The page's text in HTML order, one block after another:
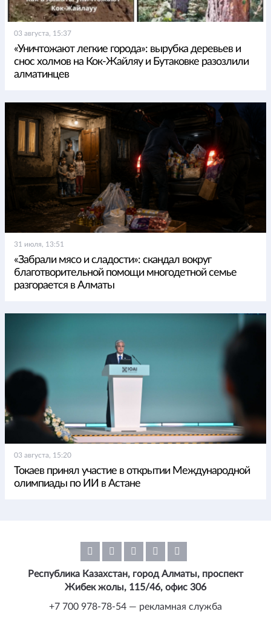
03 августа, 15:37
«Уничтожают легкие города»: вырубка деревьев и
снос холмов на Кок-Жайляу и Бутаковке разозлили
алматинцев
31 июля, 13:51
«Забрали мясо и сладости»: скандал вокруг
благотворительной помощи многодетной семье
разгорается в Алматы
03 августа, 15:20
Токаев принял участие в открытии Международной
олимпиады по ИИ в Астане
Республика Казахстан, город Алматы, проспект
Жибек жолы, 115/46, офис 306
+7 700 978-78-54 — рекламная служба